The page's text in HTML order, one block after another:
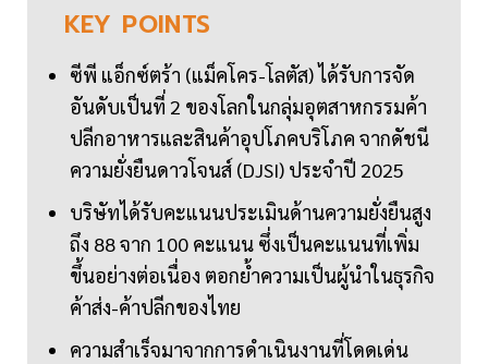
KEY POINTS
ซีพี แอ็กซ์ตร้า (แม็คโคร-โลตัส) ได้รับการจัด
อันดับเป็นที่ 2 ของโลกในกลุ่มอุตสาหกรรมค้า
ปลีกอาหารและสินค้าอุปโภคบริโภค จากดัชนี
ความยั่งยืนดาวโจนส์ (DJSI) ประจำปี 2025
บริษัทได้รับคะแนนประเมินด้านความยั่งยืนสูง
ถึง 88 จาก 100 คะแนน ซึ่งเป็นคะแนนที่เพิ่ม
ขึ้นอย่างต่อเนื่อง ตอกย้ำความเป็นผู้นำในธุรกิจ
ค้าส่ง-ค้าปลีกของไทย
ความสำเร็จมาจากการดำเนินงานที่โดดเด่น